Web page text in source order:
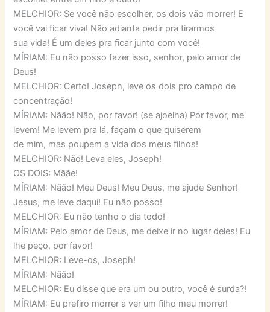
MELCHIOR: Se você não escolher, os dois vão morrer! E
você vai ficar viva! Não adianta pedir pra tirarmos
sua vida! É um deles pra ficar junto com você!
MÍRIAM: Eu não posso fazer isso, senhor, pelo amor de
Deus!
MELCHIOR: Certo! Joseph, leve os dois pro campo de
concentração!
MÍRIAM: Nãão! Não, por favor! (se ajoelha) Por favor, me
levem! Me levem pra lá, façam o que quiserem
de mim, mas poupem a vida dos meus filhos!
MELCHIOR: Não! Leva eles, Joseph!
OS DOIS: Mããe!
MÍRIAM: Nãão! Meu Deus! Meu Deus, me ajude Senhor!
Jesus, me leve daqui! Eu não posso!
MELCHIOR: Eu não tenho o dia todo!
MÍRIAM: Pelo amor de Deus, me deixe ir no lugar deles! Eu
lhe peço, por favor!
MELCHIOR: Leve-os, Joseph!
MÍRIAM: Nãão!
MELCHIOR: Eu disse que era um ou outro, você é surda?!
MÍRIAM: Eu prefiro morrer a ver um filho meu morrer!